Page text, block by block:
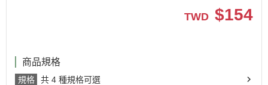
TWD $154
商品規格
規格 共 4 種規格可選